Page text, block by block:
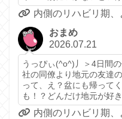
内側のリハビリ期、
おまめ
2026.07.21
うっぴぃ(^o^)丿＞4日間
社の同僚より地元の友達
って、え？盆にも帰って
も！？どんだけ地元が好
内側のリハビリ期、